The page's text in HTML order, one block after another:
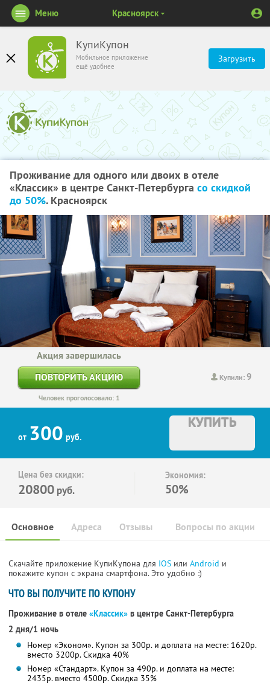
КупиКупон
Мобильное приложение
ещё удобнее
Загрузить
Меню Красноярск
Проживание для одного или двоих в отеле
«Классик» в центре Санкт-Петербурга со скидкой
до 50%. Красноярск
Купили:9
Акция завершилась
ПОВТОРИТЬ АКЦИЮ
Человек проголосовало: 1
от 300 руб.
КУПИТЬ
Цена без скидки:
20800 руб.
Экономия:
50%
Основное Отзывы Вопросы по акции
Адреса
Скачайте приложение КупиКупона для IOS или Android и
покажите купон с экрана смартфона. Это удобно :)
ЧТО ВЫ ПОЛУЧИТЕ ПО КУПОНУ
Проживание в отеле «Классик» в центре Санкт-Петербурга
2 дня/1 ночь
Номер «Эконом». Купон за 300р. и доплата на месте: 1620р.
вместо 3200р. Скидка 40%
Номер «Стандарт». Купон за 490р. и доплата на месте:
2435р. вместо 4500р. Скидка 35%